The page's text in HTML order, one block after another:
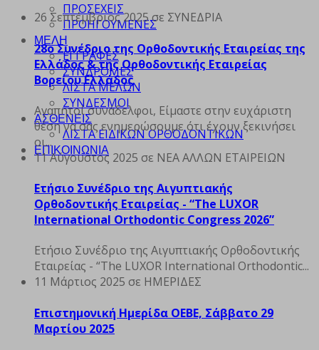
ΠΡΟΣΕΧΕΙΣ
ΠΡΟΗΓΟΥΜΕΝΕΣ
ΜΕΛΗ
ΕΓΓΡΑΦΕΣ
ΣΥΝΔΡΟΜΕΣ
ΛΙΣΤΑ ΜΕΛΩΝ
ΣΥΝΔΕΣΜΟΙ
ΑΣΘΕΝΕΙΣ
ΛΙΣΤΑ ΕΙΔΙΚΩΝ ΟΡΘΟΔΟΝΤΙΚΩΝ
ΕΠΙΚΟΙΝΩΝΙΑ
26 Σεπτέμβριος 2025σε ΣΥΝΕΔΡΙΑ
28ο Συνέδριο της Ορθοδοντικής Εταιρείας της
Ελλάδος & της Ορθοδοντικής Εταιρείας
Βορείου Ελλάδος
Αγαπητοί συνάδελφοι, Είμαστε στην ευχάριστη
θέση να σας ενημερώσουμε ότι έχουν ξεκινήσει
οι...
11 Αύγουστος 2025 σε ΝΕΑ ΑΛΛΩΝ ΕΤΑΙΡΕΙΩΝ
Ετήσιο Συνέδριο της Αιγυπτιακής
Ορθοδοντικής Εταιρείας - “The LUXOR
International Orthodontic Congress 2026”
Ετήσιο Συνέδριο της Αιγυπτιακής Ορθοδοντικής
Εταιρείας - “The LUXOR International Orthodontic...
11 Μάρτιος 2025 σε ΗΜΕΡΙΔΕΣ
Επιστημονική Ημερίδα ΟΕΒΕ, Σάββατο 29
Μαρτίου 2025